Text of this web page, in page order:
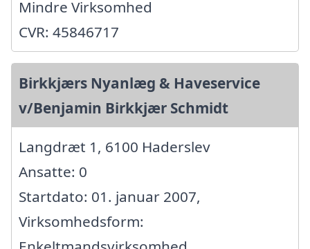
Mindre Virksomhed
CVR: 45846717
Birkkjærs Nyanlæg & Haveservice
v/Benjamin Birkkjær Schmidt
Langdræt 1, 6100 Haderslev
Ansatte: 0
Startdato: 01. januar 2007,
Virksomhedsform: